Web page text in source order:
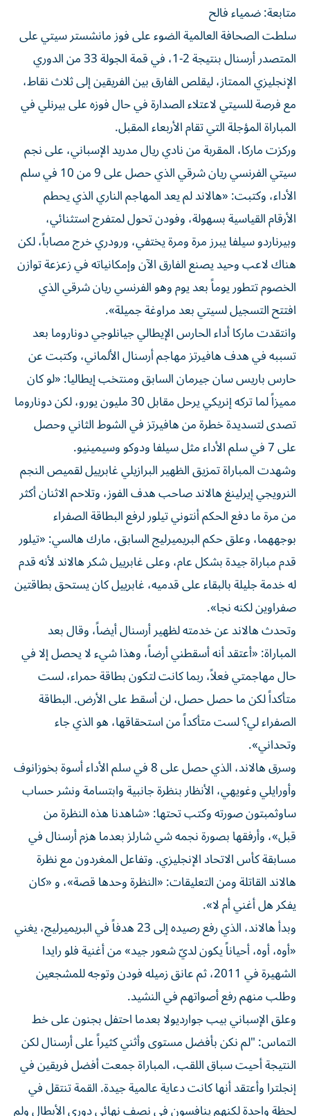
متابعة: ضمياء فالح
سلطت الصحافة العالمية الضوء على فوز مانشستر سيتي على
المتصدر أرسنال بنتيجة 2-1، في قمة الجولة 33 من الدوري
الإنجليزي الممتاز، ليقلص الفارق بين الفريقين إلى ثلاث نقاط،
مع فرصة للسيتي لاعتلاء الصدارة في حال فوزه على بيرنلي في
المباراة المؤجلة التي تقام الأربعاء المقبل.
وركزت ماركا، المقربة من نادي ريال مدريد الإسباني، على نجم
سيتي الفرنسي ريان شرقي الذي حصل على 9 من 10 في سلم
الأداء، وكتبت: «هالاند لم يعد المهاجم الناري الذي يحطم
الأرقام القياسية بسهولة، وفودن تحول لمتفرج استثنائي،
وبيرناردو سيلفا يبرز مرة ومرة يختفي، ورودري خرج مصاباً، لكن
هناك لاعب وحيد يصنع الفارق الآن وإمكانياته في زعزعة توازن
الخصوم تتطور يوماً بعد يوم وهو الفرنسي ريان شرقي الذي
افتتح التسجيل لسيتي بعد مراوغة جميلة».
وانتقدت ماركا أداء الحارس الإيطالي جيانلوجي دوناروما بعد
تسببه في هدف هافيرتز مهاجم أرسنال الألماني، وكتبت عن
حارس باريس سان جيرمان السابق ومنتخب إيطاليا: «لو كان
مميزاً لما تركه إنريكي يرحل مقابل 30 مليون يورو، لكن دوناروما
تصدى لتسديدة خطرة من هافيرتز في الشوط الثاني وحصل
على 7 في سلم الأداء مثل سيلفا ودوكو وسيمينيو.
وشهدت المباراة تمزيق الظهير البرازيلي غابرييل لقميص النجم
النرويجي إيرلينغ هالاند صاحب هدف الفوز، وتلاحم الاثنان أكثر
من مرة ما دفع الحكم أنتوني تيلور لرفع البطاقة الصفراء
بوجههما، وعلق حكم البريميرليج السابق، مارك هالسي: «تيلور
قدم مباراة جيدة بشكل عام، وعلى غابرييل شكر هالاند لأنه قدم
له خدمة جليلة بالبقاء على قدميه، غابرييل كان يستحق بطاقتين
صفراوين لكنه نجا».
وتحدث هالاند عن خدمته لظهير أرسنال أيضاً، وقال بعد
المباراة: «أعتقد أنه أسقطني أرضاً، وهذا شيء لا يحصل إلا في
حال مهاجمتي فعلاً، ربما كانت لتكون بطاقة حمراء، لست
متأكداً لكن ما حصل حصل، لن أسقط على الأرض. البطاقة
الصفراء لي؟ لست متأكداً من استحقاقها، هو الذي جاء
وتحداني».
وسرق هالاند، الذي حصل على 8 في سلم الأداء أسوة بخوزانوف
وأورايلي وغويهي، الأنظار بنظرة جانبية وابتسامة ونشر حساب
ساوثمبتون صورته وكتب تحتها: «شاهدنا هذه النظرة من
قبل»، وأرفقها بصورة نجمه شي شارلز بعدما هزم أرسنال في
مسابقة كأس الاتحاد الإنجليزي. وتفاعل المغردون مع نظرة
هالاند القاتلة ومن التعليقات: «النظرة وحدها قصة»، و «كان
يفكر هل أغني أم لا».
وبدأ هالاند، الذي رفع رصيده إلى 23 هدفاً في البريميرليج، يغني
«أوه، أوه، أحياناً يكون لديّ شعور جيد» من أغنية فلو رايدا
الشهيرة في 2011، ثم عانق زميله فودن وتوجه للمشجعين
وطلب منهم رفع أصواتهم في النشيد.
وعلق الإسباني بيب جوارديولا بعدما احتفل بجنون على خط
التماس: "لم نكن بأفضل مستوى وأثني كثيراً على أرسنال لكن
النتيجة أحيت سباق اللقب، المباراة جمعت أفضل فريقين في
إنجلترا وأعتقد أنها كانت دعاية عالمية جيدة. القمة تنتقل في